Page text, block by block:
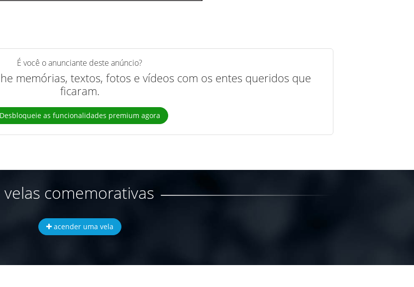
É você o anunciante deste anúncio?
memórias, textos, fotos e vídeos com os entes queridos que
ficaram.
Desbloqueie as funcionalidades premium agora
velas comemorativas
acender uma vela